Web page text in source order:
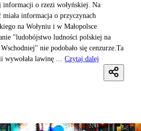
informacji o rzezi wołyńskiej. Na
informacja o przyczynach
na Wołyniu i w Małopolsce
"ludobójstwo ludności polskiej na
nie podobało się cenzurze.Ta
lawinę ...
Czytaj dalej